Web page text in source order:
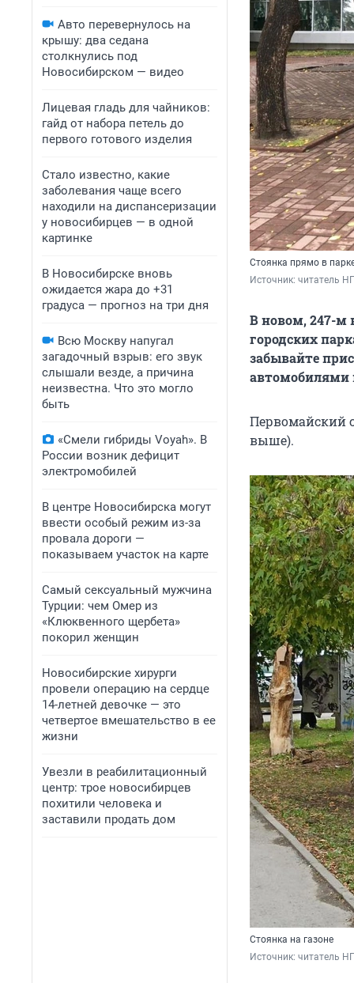
Авто перевернулось на
крышу: два седана
столкнулись под
Новосибирском — видео
Лицевая гладь для чайников:
гайд от набора петель до
первого готового изделия
Стало известно, какие
заболевания чаще всего
находили на диспансеризации
у новосибирцев — в одной
картинке
В Новосибирске вновь
ожидается жара до +31
градуса — прогноз на три дня
Всю Москву напугал
загадочный взрыв: его звук
слышали везде, а причина
неизвестна. Что это могло
быть
«Смели гибриды Voyah». В
России возник дефицит
электромобилей
В центре Новосибирска могут
ввести особый режим из-за
провала дороги —
показываем участок на карте
Самый сексуальный мужчина
Турции: чем Омер из
«Клюквенного щербета»
покорил женщин
Новосибирские хирурги
провели операцию на сердце
14-летней девочке — это
четвертое вмешательство в ее
жизни
Увезли в реабилитационный
центр: трое новосибирцев
похитили человека и
заставили продать дом
Стоянка прямо в
Источник: читатель
В новом, 247-м
городских
забывайте
автомобилями
Первомайский
выше).
Стоянка на газоне
Источник: читатель